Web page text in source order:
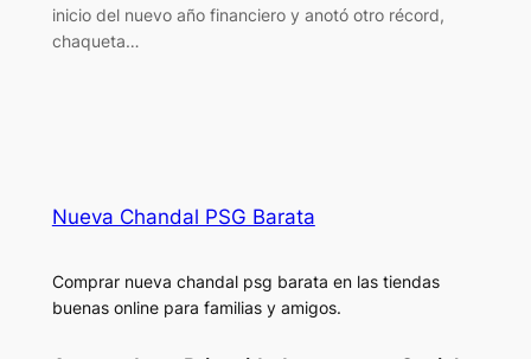
inicio del nuevo año financiero y anotó otro récord,
chaqueta…
Nueva Chandal PSG Barata
Comprar nueva chandal psg barata en las tiendas
buenas online para familias y amigos.